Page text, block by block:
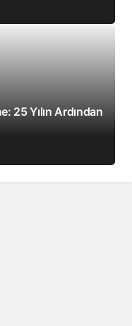
25 Yılın Ardından